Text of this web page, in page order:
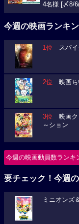
4名様 [〆8/
今週の映画ランキ
1位 スパイ
2位 映画ち
3位 映画ク
～ション
今週の映画動員数ランキ
要チェック！今週
ミニオンズ